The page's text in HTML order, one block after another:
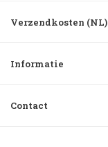
Verzendkosten (NL)
Informatie
Contact